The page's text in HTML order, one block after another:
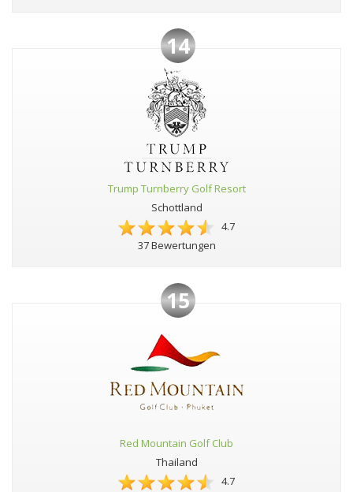
14
Trump Turnberry Golf Resort
Schottland
4.7
37 Bewertungen
15
Red Mountain Golf Club
Thailand
4.7